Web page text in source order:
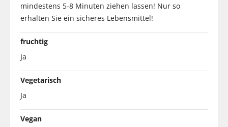
mindestens 5-8 Minuten ziehen lassen! Nur so
erhalten Sie ein sicheres Lebensmittel!
fruchtig
Ja
Vegetarisch
Ja
Vegan